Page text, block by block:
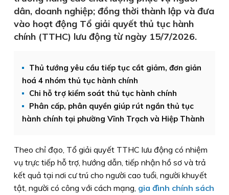
dân, doanh nghiệp; đồng thời thành lập và đưa
vào hoạt động Tổ giải quyết thủ tục hành
chính (TTHC) lưu động từ ngày 15/7/2026.
Thủ tướng yêu cầu tiếp tục cắt giảm, đơn giản
hoá 4 nhóm thủ tục hành chính
Chi hỗ trợ kiểm soát thủ tục hành chính
Phân cấp, phân quyền giúp rút ngắn thủ tục
hành chính tại phường Vĩnh Trạch và Hiệp Thành
Theo chỉ đạo, Tổ giải quyết TTHC lưu động có nhiệm
vụ trực tiếp hỗ trợ, hướng dẫn, tiếp nhận hồ sơ và trả
kết quả tại nơi cư trú cho người cao tuổi, người khuyết
tật, người có công với cách mạng, gia đình chính sách